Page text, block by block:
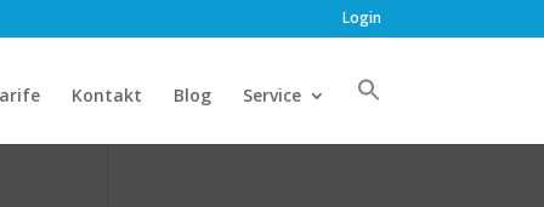
Login
Kontakt Blog Service